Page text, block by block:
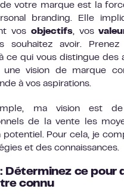
de votre marque est la
branding. Elle
vos objectifs, vos
souhaitez avoir.
ce qui vous distingue des
une vision de marque
à vos aspirations.
ma vision est
de la vente les
potentiel. Pour cela, je
et des connaissances.
Déterminez ce pour
connu